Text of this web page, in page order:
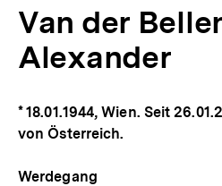
Übersicht
Van der
Alexander
* 18.01.1944, Wien. Seit
von Österreich.
Werdegang